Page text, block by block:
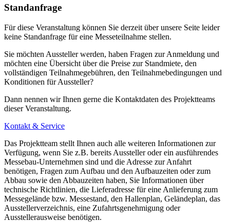
Standanfrage
Für diese Veranstaltung können Sie derzeit über unsere Seite leider
keine Standanfrage für eine Messeteilnahme stellen.
Sie möchten Aussteller werden, haben Fragen zur Anmeldung und
möchten eine Übersicht über die Preise zur Standmiete, den
vollständigen Teilnahmegebühren, den Teilnahmebedingungen und
Konditionen für Aussteller?
Dann nennen wir Ihnen gerne die Kontaktdaten des Projektteams
dieser Veranstaltung.
Kontakt & Service
Das Projektteam stellt Ihnen auch alle weiteren Informationen zur
Verfügung, wenn Sie z.B. bereits Aussteller oder ein ausführendes
Messebau-Unternehmen sind und die Adresse zur Anfahrt
benötigen, Fragen zum Aufbau und den Aufbauzeiten oder zum
Abbau sowie den Abbauzeiten haben, Sie Informationen über
technische Richtlinien, die Lieferadresse für eine Anlieferung zum
Messegelände bzw. Messestand, den Hallenplan, Geländeplan, das
Ausstellerverzeichnis, eine Zufahrtsgenehmigung oder
Ausstellerausweise benötigen.